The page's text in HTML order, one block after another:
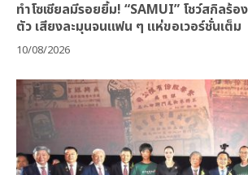
ทำโซเชียลมีรอยยิ้ม! “SAMUI” โชว์สกิลร้
ตัว เสียงละมุนจนแฟน ๆ แห่ขอเวอร์ชั่นเต็ม
10/08/2026